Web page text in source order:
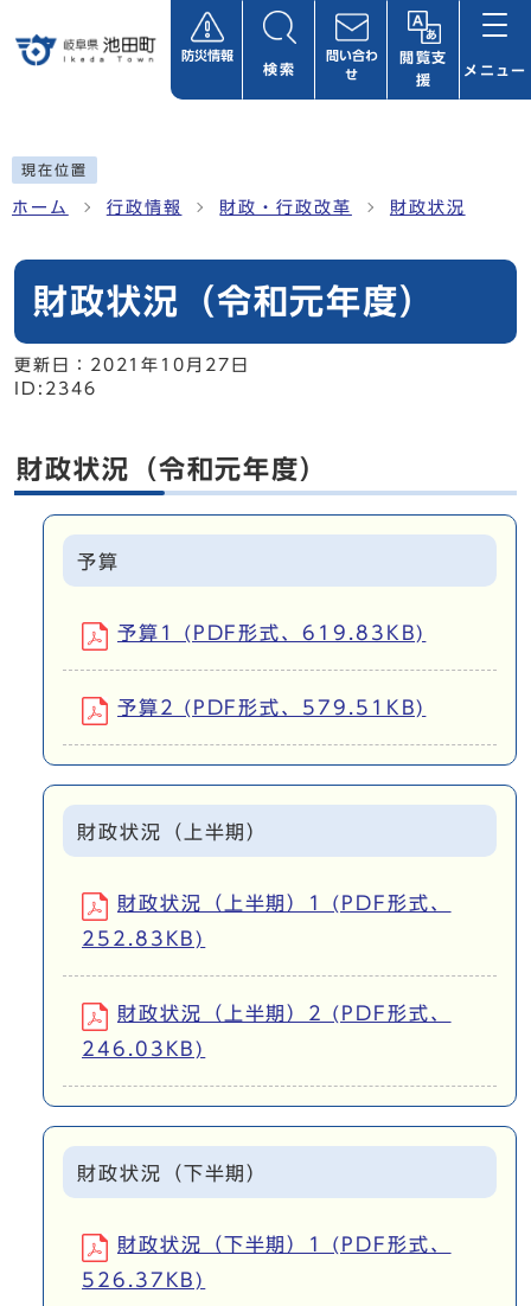
防災情報
検索
問い合わ
せ
閲覧支
援
メニュー
現在位置
ホーム 行政情報 財政・行政改革 財政状況
財政状況（令和元年度）
更新日： 2021年10月27日
ID:2346
財政状況（令和元年度）
予算
予算1 (PDF形式、619.83KB)
予算2 (PDF形式、579.51KB)
財政状況（上半期）
財政状況（上半期）1 (PDF形式、
252.83KB)
財政状況（上半期）2 (PDF形式、
246.03KB)
財政状況（下半期）
財政状況（下半期）1 (PDF形式、
526.37KB)